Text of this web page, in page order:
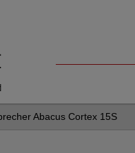
Abacus Cortex 15S